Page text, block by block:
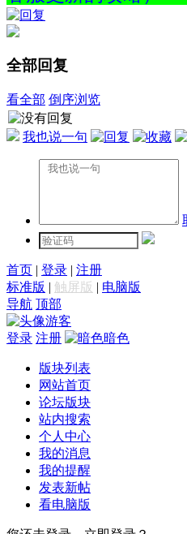
全部回复
看全部 倒序浏览
我也说一句
首页 | 登录 | 注册
标准版 | 触屏版 | 电脑版
导航 顶部
游客
登录 注册 暗色
版块列表
网站首页
论坛版块
站内搜索
个人中心
我的消息
我的提醒
发表新帖
看电脑版